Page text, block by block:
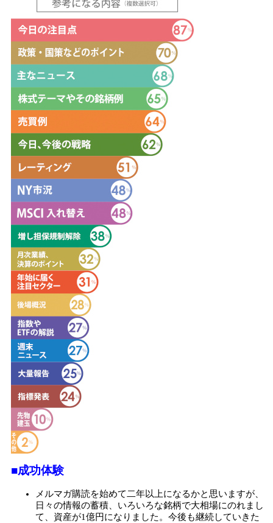
■成功体験
メルマガ購読を始めて二年以上になるかと思いますが、
日々の情報の蓄積、いろいろな銘柄で大相場にのれまし
て、資産が1億円になりました。今後も継続していきた